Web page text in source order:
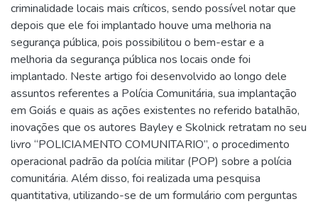
criminalidade locais mais críticos, sendo possível notar que
depois que ele foi implantado houve uma melhoria na
segurança pública, pois possibilitou o bem-estar e a
melhoria da segurança pública nos locais onde foi
implantado. Neste artigo foi desenvolvido ao longo dele
assuntos referentes a Polícia Comunitária, sua implantação
em Goiás e quais as ações existentes no referido batalhão,
inovações que os autores Bayley e Skolnick retratam no seu
livro “POLICIAMENTO COMUNITARIO”, o procedimento
operacional padrão da polícia militar (POP) sobre a polícia
comunitária. Além disso, foi realizada uma pesquisa
quantitativa, utilizando-se de um formulário com perguntas